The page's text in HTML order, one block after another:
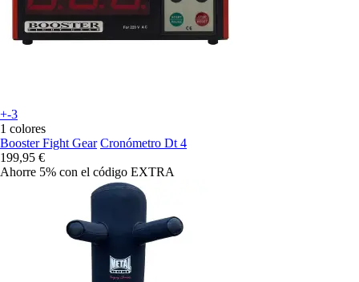
+-3
1 colores
Booster Fight Gear Cronómetro Dt 4
199,95 €
Ahorre 5% con el código EXTRA